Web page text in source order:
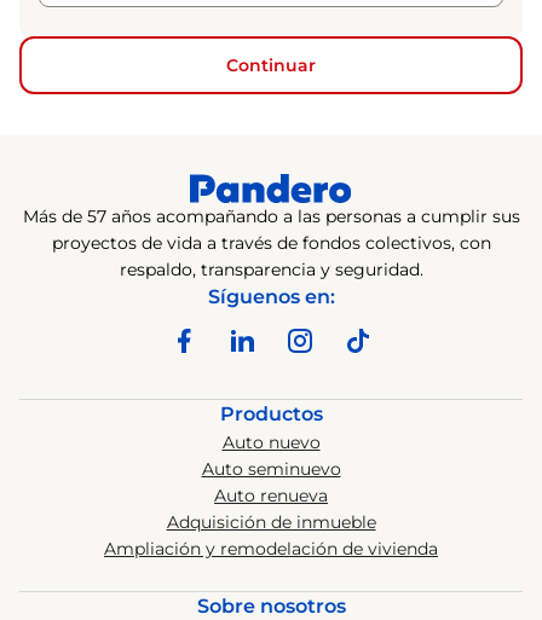
Continuar
Más de 57 años acompañando a las personas a cumplir sus
proyectos de vida a través de fondos colectivos, con
respaldo, transparencia y seguridad.
Síguenos en:
Productos
Auto nuevo
Auto seminuevo
Auto renueva
Adquisición de inmueble
Ampliación y remodelación de vivienda
Sobre nosotros